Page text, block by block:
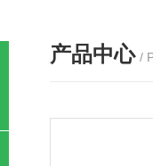
产品中心 /